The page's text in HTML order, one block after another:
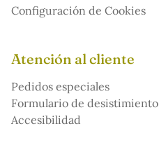
Configuración de Cookies
Atención al cliente
Pedidos especiales
Formulario de desistimiento
Accesibilidad